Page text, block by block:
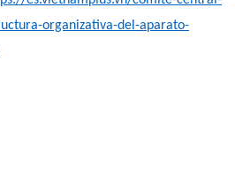
organizativa-del-aparato-